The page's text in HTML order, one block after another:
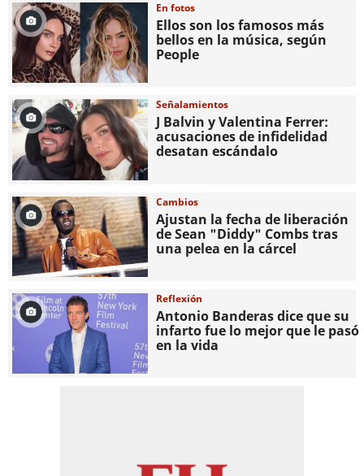
En fotos
Ellos son los famosos más
bellos en la música, según
People
Señalamientos
J Balvin y Valentina Ferrer:
acusaciones de infidelidad
desatan escándalo
Cambios
Ajustan la fecha de liberación
de Sean "Diddy" Combs tras
una pelea en la cárcel
Reflexión
Antonio Banderas dice que su
infarto fue lo mejor que le pasó
en la vida